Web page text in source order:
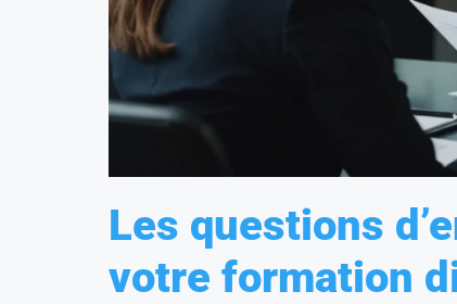
Les questions
votre formation